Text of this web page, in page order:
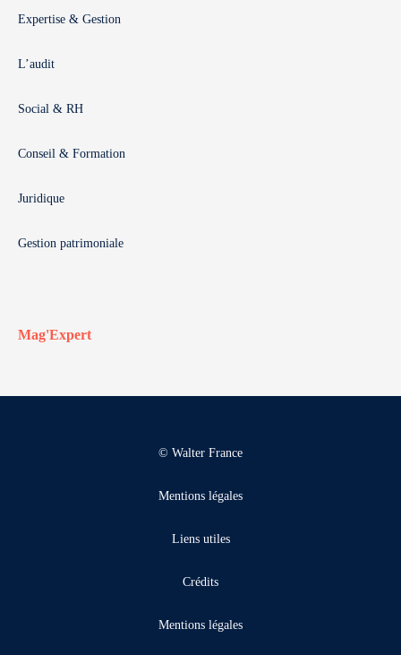
Expertise & Gestion
L’audit
Social & RH
Conseil & Formation
Juridique
Gestion patrimoniale
Mag'Expert
© Walter France
Mentions légales
Liens utiles
Crédits
Mentions légales